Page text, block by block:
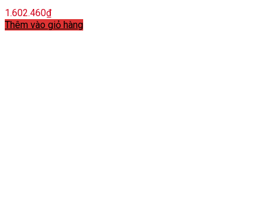
1.602.460₫
Thêm vào giỏ hàng